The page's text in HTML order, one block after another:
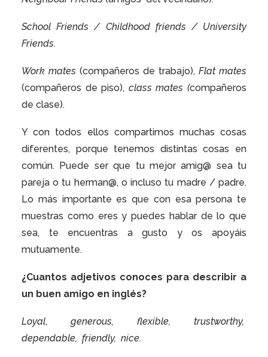
School Friends / Childhood friends / University
Friends.
Work mates (compañeros de trabajo), Flat mates
(compañeros de piso), class mates (compañeros
de clase).
Y con todos ellos compartimos muchas cosas
diferentes, porque tenemos distintas cosas en
común. Puede ser que tu mejor amig@ sea tu
pareja o tu herman@, o incluso tu madre / padre.
Lo más importante es que con esa persona te
muestras como eres y puedes hablar de lo que
sea, te encuentras a gusto y os apoyáis
mutuamente.
¿Cuantos adjetivos conoces para describir a
un buen amigo en inglés?
Loyal, generous, flexible,
trustworthy,
dependable, friendly, nice.